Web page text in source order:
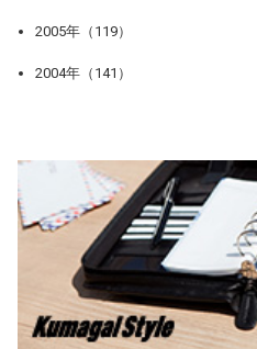
2005年（119）
2004年（141）